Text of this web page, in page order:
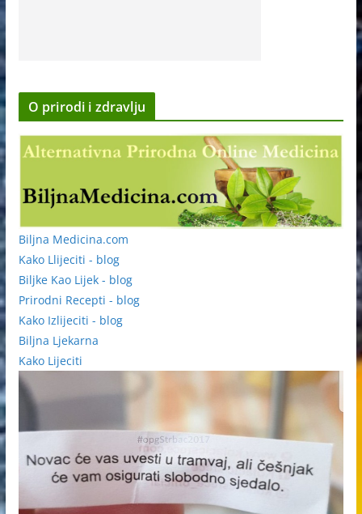
O prirodi i zdravlju
Biljna Medicina.com
Kako Llijeciti - blog
Biljke Kao Lijek - blog
Prirodni Recepti - blog
Kako Izlijeciti - blog
Biljna Ljekarna
Kako Lijeciti